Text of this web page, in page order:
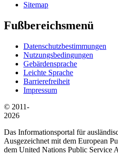
Sitemap
Fußbereichsmenü
Datenschutzbestimmungen
Nutzungsbedingungen
Gebärdensprache
Leichte Sprache
Barrierefreiheit
Impressum
© 2011-
2026
Das Informationsportal für
Ausgezeichnet mit dem European
dem United Nations Public Service